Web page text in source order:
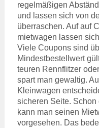
regelmäßigen
und lassen sich von
überraschen. Auf auf
mietwagen lassen
Viele Coupons sind
Mindestbestellwert
teuren Rennflitzer
spart man gewaltig.
Kleinwagen
sicheren Seite.
kann man seinen
vorgesehen. Das